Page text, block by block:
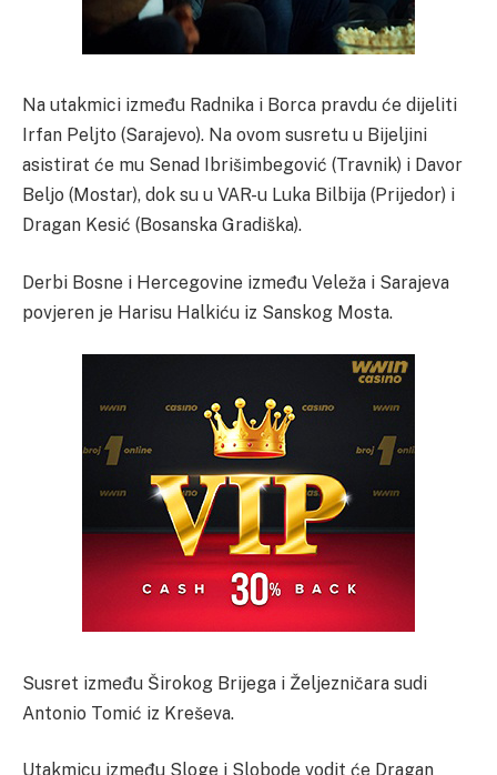
Na utakmici između Radnika i Borca pravdu će dijeliti
Irfan Peljto (Sarajevo). Na ovom susretu u Bijeljini
asistirat će mu Senad Ibrišimbegović (Travnik) i Davor
Beljo (Mostar), dok su u VAR-u Luka Bilbija (Prijedor) i
Dragan Kesić (Bosanska Gradiška).
Derbi Bosne i Hercegovine između Veleža i Sarajeva
povjeren je Harisu Halkiću iz Sanskog Mosta.
Susret između Širokog Brijega i Željezničara sudi
Antonio Tomić iz Kreševa.
Utakmicu između Sloge i Slobode vodit će Dragan